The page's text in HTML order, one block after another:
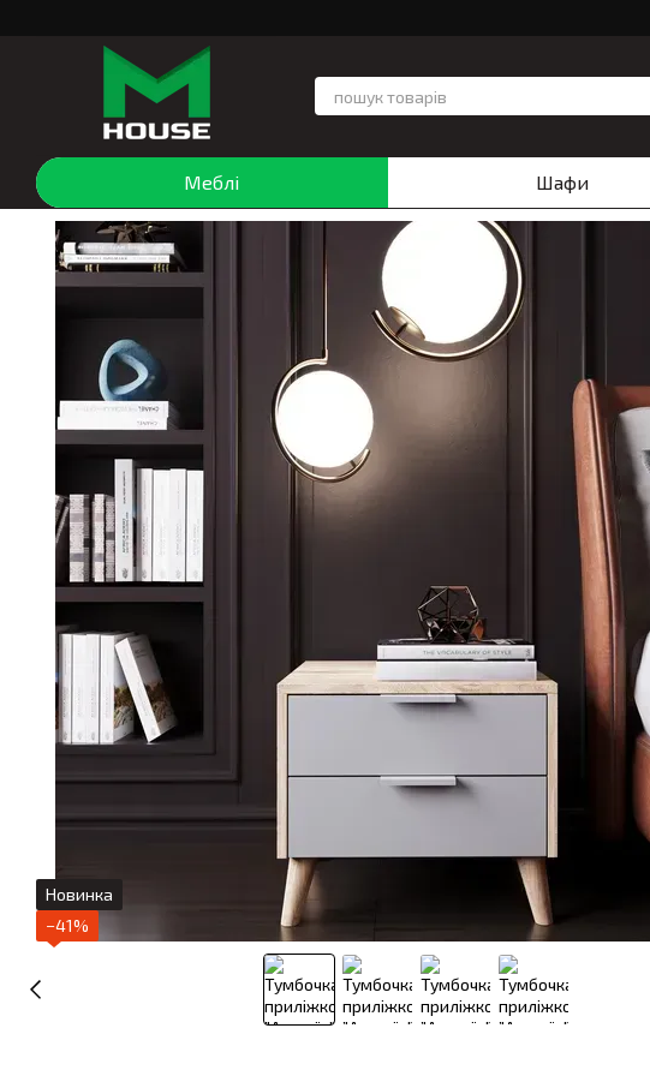
Меблі Шафи
Новинка
−41%